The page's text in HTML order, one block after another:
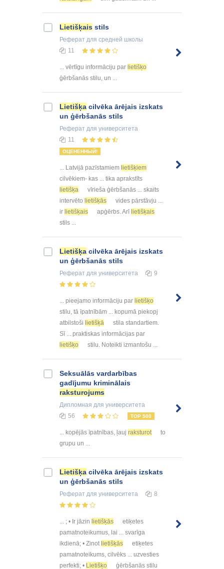
Lietišķais stils
Реферат для средней школы
11
... vērtīgu informāciju par lietišķo
ģērbšanās stilu, un ...
Lietišķa cilvēka ārējais izskats
un ģērbšanās stils
Реферат для университета
11
ОЦЕНЕННЫЙ!
... Latvijā pazīstamiem lietišķiem
cilvēkiem- kas ... tika aprakstīts
lietišķa
vīrieša ģērbšanās ... skaits
intervēto lietišķās
vides pārstāvju ...
ir lietišķais apģērbs. Arī lietišķais
stils ...
Lietišķa cilvēka ārējais izskats
un ģērbšanās stils
Реферат для университета 9
... pieejamo informāciju par lietišķo
stilu, tā īpatnībām ... kopumā piekopj
atbilstoši lietišķā
stila standartiem.
Sī ... praktiskas informācijas par
lietišķo
stilu. Noteikti izmantošu ...
Seksuālās vardarbības
gadījumu kriminālais
raksturojums
Дипломная для университета
56
TOP 500
... kopējās īpatnības, ļauj raksturot
to
grupu un ...
Lietišķa cilvēka ārējais izskats
un ģērbšanās stils
Реферат для университета 8
... ; • Ir jāzin lietišķās
etiķetes
pamatnoteikumus, lai ... svarīga
ikdienā; • Zinot lietišķās
etiķetes
pamatnoteikums, cilvēks ... uzvesties
perfekti; • Lietišķo
ģērbšanās stilu